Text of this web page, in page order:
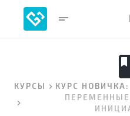
short_text
book
КУРСЫ
КУРС НОВИЧКА: